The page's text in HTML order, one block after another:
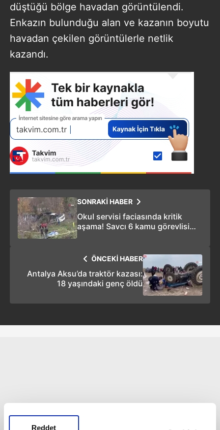
Reddet
düştüğü bölge havadan görüntülendi.
Enkazın bulunduğu alan ve kazanın boyutu
havadan çekilen görüntülerle netlik
kazandı.
SONRAKİ HABER
Okul servisi faciasında kritik
aşama! Savcı 6 kamu görevlisi
ÖNCEKİ HABER
Antalya Aksu’da traktör kazası:
18 yaşındaki genç öldü